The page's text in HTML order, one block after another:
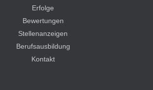
Erfolge
Bewertungen
Stellenanzeigen
Berufsausbildung
Kontakt